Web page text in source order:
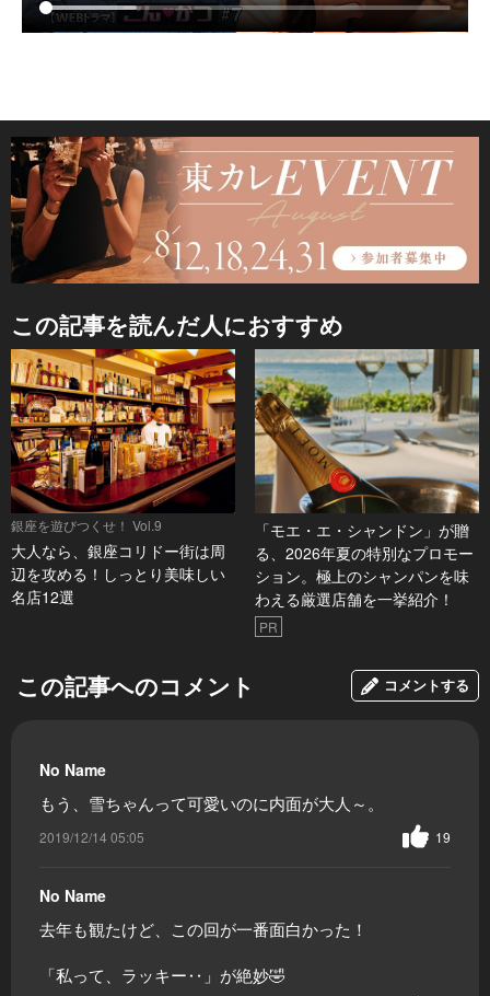
この記事を読んだ人におすすめ
銀座を遊びつくせ！ Vol.9
大人なら、銀座コリドー街は周
辺を攻める！しっとり美味しい
名店12選
「モエ・エ・シャンドン」が贈
る、2026年夏の特別なプロモー
ション。極上のシャンパンを味
わえる厳選店舗を一挙紹介！
PR
この記事へのコメント コメントする
No Name
もう、雪ちゃんって可愛いのに内面が大人～。
2019/12/14 05:05 19
No Name
去年も観たけど、この回が一番面白かった！
「私って、ラッキー‥」が絶妙🤣